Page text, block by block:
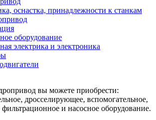
оснастка, принадлежности к станкам
оборудование
электрика и электроника
вы можете приобрести:
дросселирующее, вспомогательное,
фильтрационное и насосное оборудование.